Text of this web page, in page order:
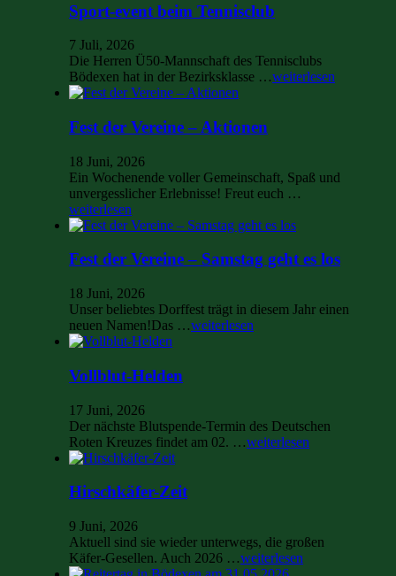
Sport-event beim Tennisclub
7 Juli, 2026
Die Herren Ü50-Mannschaft des Tennisclubs
Bödexen hat in der Bezirksklasse …weiterlesen
Fest der Vereine – Aktionen
18 Juni, 2026
Ein Wochenende voller Gemeinschaft, Spaß und
unvergesslicher Erlebnisse! Freut euch …
weiterlesen
Fest der Vereine – Samstag geht es los
18 Juni, 2026
Unser beliebtes Dorffest trägt in diesem Jahr einen
neuen Namen!Das …weiterlesen
Vollblut-Helden
17 Juni, 2026
Der nächste Blutspende-Termin des Deutschen
Roten Kreuzes findet am 02. …weiterlesen
Hirschkäfer-Zeit
9 Juni, 2026
Aktuell sind sie wieder unterwegs, die großen
Käfer-Gesellen. Auch 2026 …weiterlesen